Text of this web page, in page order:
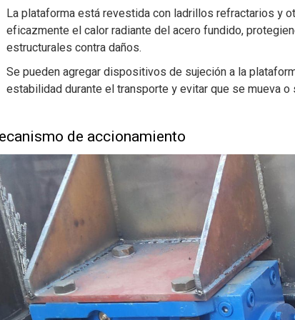
La plataforma está revestida con ladrillos refractarios y
eficazmente el calor radiante del acero fundido,
estructurales contra daños.
Se pueden agregar dispositivos de sujeción a la
estabilidad durante el transporte y evitar que se mueva o
de accionamiento